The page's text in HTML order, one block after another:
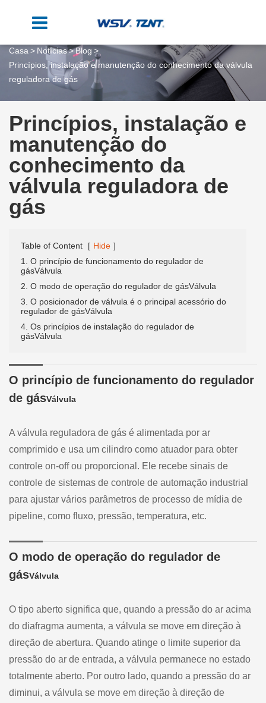
Casa Notícias
Blog
Princípios, instalação e manutenção do conhecimento da válvula
reguladora de gás
Princípios, instalação e
manutenção do
conhecimento da
válvula reguladora de
gás
Table of Content [ Hide ]
1. O princípio de funcionamento do regulador de
gásVálvula
2. O modo de operação do regulador de gásVálvula
3. O posicionador de válvula é o principal acessório do
regulador de gásVálvula
4. Os princípios de instalação do regulador de
gásVálvula
O princípio de funcionamento do regulador
de gásVálvula
A válvula reguladora de gás é alimentada por ar
comprimido e usa um cilindro como atuador para obter
controle on-off ou proporcional. Ele recebe sinais de
controle de sistemas de controle de automação industrial
para ajustar vários parâmetros de processo de mídia de
pipeline, como fluxo, pressão, temperatura, etc.
O modo de operação do regulador de
gásVálvula
O tipo aberto significa que, quando a pressão do ar acima
do diafragma aumenta, a válvula se move em direção à
direção de abertura. Quando atinge o limite superior da
pressão do ar de entrada, a válvula permanece no estado
totalmente aberto. Por outro lado, quando a pressão do ar
diminui, a válvula se move em direção à direção de